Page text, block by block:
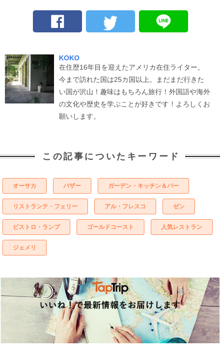
KOKO
在住歴16年目を迎えたアメリカ在住ライター。
今まで訪れた国は25カ国以上。まだまだ行きた
い国が沢山！趣味はもちろん旅行！外国語や海外
の文化や歴史を学ぶことが好きです！よろしくお
願いします。
この記事についたキーワード
オーサカ バザー ガーデン・キッチン＆バー
リストランテ・フェリー アル・フレスコ ゼン
ビストロ・ランプ ゴールドコースト 人気レストラン
ジェメリ